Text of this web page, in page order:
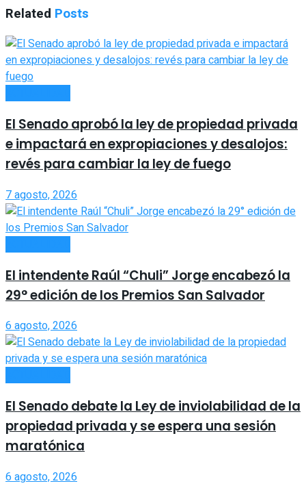
Related Posts
El Senado aprobó la ley de propiedad privada
e impactará en expropiaciones y desalojos:
revés para cambiar la ley de fuego
7 agosto, 2026
El intendente Raúl “Chuli” Jorge encabezó la
29° edición de los Premios San Salvador
6 agosto, 2026
El Senado debate la Ley de inviolabilidad de la
propiedad privada y se espera una sesión
maratónica
6 agosto, 2026